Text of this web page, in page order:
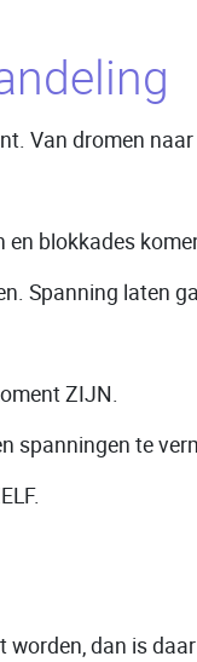
Van dromen naar
en blokkades
Spanning laten
ZIJN.
spanningen te
worden, dan is